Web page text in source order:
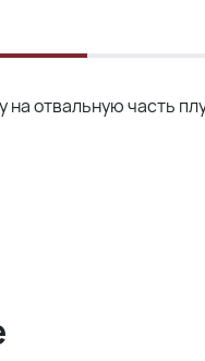
на отвальную часть